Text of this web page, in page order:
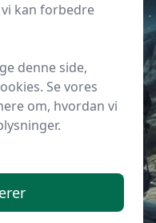
til ham,
kan forbedre
denne side,
Se vores
om, hvordan vi